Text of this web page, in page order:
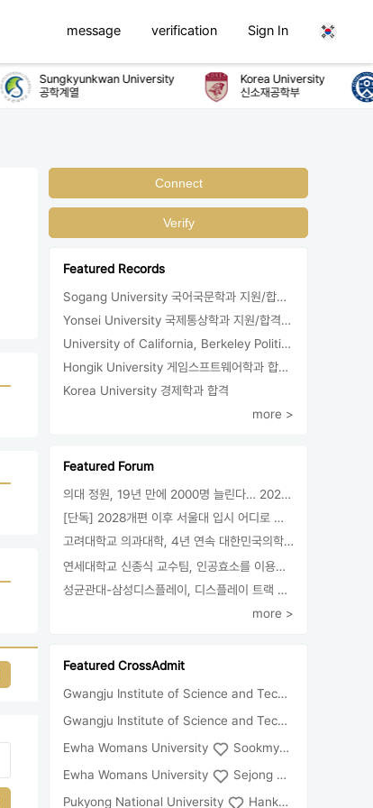
message verification Sign In
Sungkyunkwan University
공학계열
Korea University
신소재공학부
Connect
Verify
Featured Records
Sogang University 국어국문학과 지원/합격/등록
Yonsei University 국제통상학과 지원/합격/등록
University of California, Berkeley Political Science 지원/합격/등록
Hongik University 게임스프트웨어학과 합격/등록
Korea University 경제학과 합격
more >
Featured Forum
의대 정원, 19년 만에 2000명 늘린다… 2025년 입시부터 적용
[단독] 2028개편 이후 서울대 입시 어디로 갈까.. ‘정시40% 폐지 추진’
고려대학교 의과대학, 4년 연속 대한민국의학한림원 정회원 최다 배출 外
연세대학교 신종식 교수팀, 인공효소를 이용한 아민의 키랄전환 세계 최초로 성공
성균관대-삼성디스플레이, 디스플레이 트랙 운영 협약 체결
more >
Featured CrossAdmit
Gwangju Institute of Science and Technology
Gwangju Institute of Science and Technology
Ewha Womans University
Sookmyung Women's University
Ewha Womans University
Sejong University
Pukyong National University
Hankuk University of Foreign Studies(Global Campus